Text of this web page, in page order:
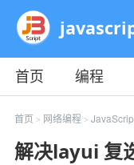
首页 编程
教程
平面
首页 > 网络编程 >
解决layui 复